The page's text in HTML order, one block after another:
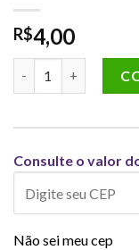
R$4,00
Consulte o valor
Não sei meu cep